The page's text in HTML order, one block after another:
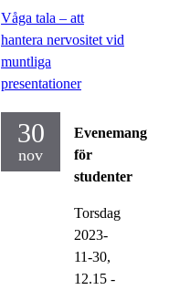
Våga tala – att
hantera nervositet vid
muntliga
presentationer
30
nov
Evenemang
för
studenter
Torsdag
2023-
11-30,
12.15 -